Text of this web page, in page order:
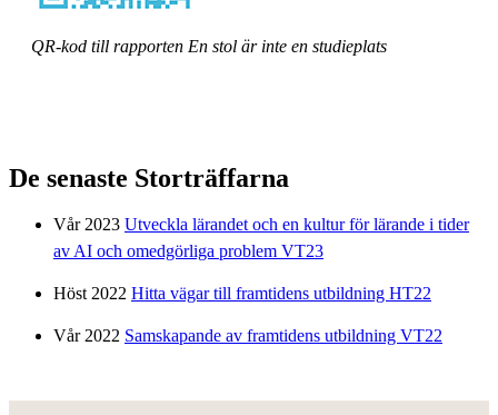
QR-kod till rapporten En stol är inte en studieplats
De senaste Storträffarna
Vår 2023 Utveckla lärandet och en kultur för lärande i tider
av AI och omedgörliga problem VT23
Höst 2022 Hitta vägar till framtidens utbildning HT22
Vår 2022 Samskapande av framtidens utbildning VT22